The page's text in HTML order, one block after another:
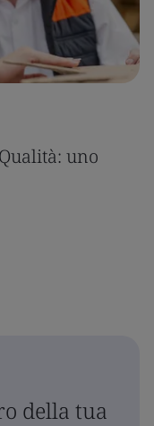
uno
della tua